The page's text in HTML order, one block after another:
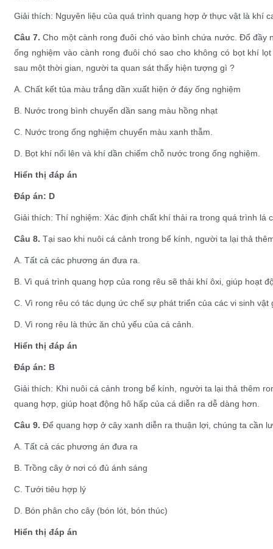
Giải thích: Nguyên liệu của quá trình quang hợp ở thực vật là khí
Câu 7. Cho một cành rong đuôi chó vào bình chứa nước. Đổ đầy
ống nghiệm vào cành rong đuôi chó sao cho không có bọt khí
sau một thời gian, người ta quan sát thấy hiện tượng gì ?
A. Chất kết tủa màu trắng dần xuất hiện ở đáy ống nghiệm
B. Nước trong bình chuyển dần sang màu hồng nhạt
C. Nước trong ống nghiệm chuyển màu xanh thẫm.
D. Bọt khí nổi lên và khí dần chiếm chỗ nước trong ống nghiệm.
Hiển thị đáp án
Đáp án: D
Giải thích: Thí nghiệm: Xác định chất khí thải ra trong quá trình lá
Câu 8. Tại sao khi nuôi cá cảnh trong bể kính, người ta lại thả
A. Tất cả các phương án đưa ra.
B. Vì quá trình quang hợp của rong rêu sẽ thải khí ôxi, giúp hoạt
C. Vì rong rêu có tác dụng ức chế sự phát triển của các vi sinh vật
D. Vì rong rêu là thức ăn chủ yếu của cá cảnh.
Hiển thị đáp án
Đáp án: B
Giải thích: Khi nuôi cá cảnh trong bể kính, người ta lại thả thêm
quang hợp, giúp hoạt động hô hấp của cá diễn ra dễ dàng hơn.
Câu 9. Để quang hợp ở cây xanh diễn ra thuận lợi, chúng ta cần
A. Tất cả các phương án đưa ra
B. Trồng cây ở nơi có đủ ánh sáng
C. Tưới tiêu hợp lý
D. Bón phân cho cây (bón lót, bón thúc)
Hiển thị đáp án